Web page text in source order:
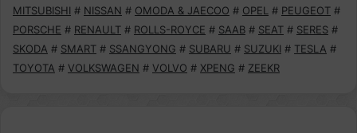
MITSUBISHI # NISSAN # OMODA & JAECOO # OPEL # PEUGEOT #
PORSCHE # RENAULT # ROLLS-ROYCE # SAAB # SEAT # SERES #
SKODA # SMART # SSANGYONG # SUBARU # SUZUKI # TESLA #
TOYOTA # VOLKSWAGEN # VOLVO # XPENG # ZEEKR